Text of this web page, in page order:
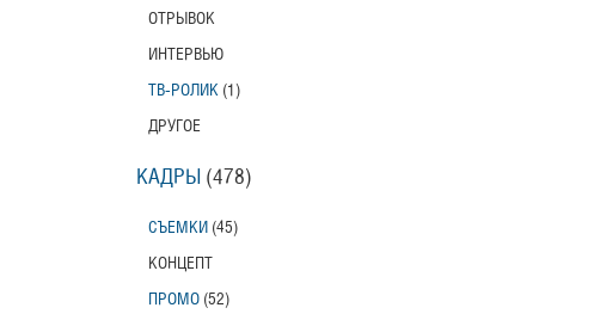
ОТРЫВОК
ИНТЕРВЬЮ
ТВ-РОЛИК (1)
ДРУГОЕ
КАДРЫ (478)
СЪЕМКИ (45)
КОНЦЕПТ
ПРОМО (52)